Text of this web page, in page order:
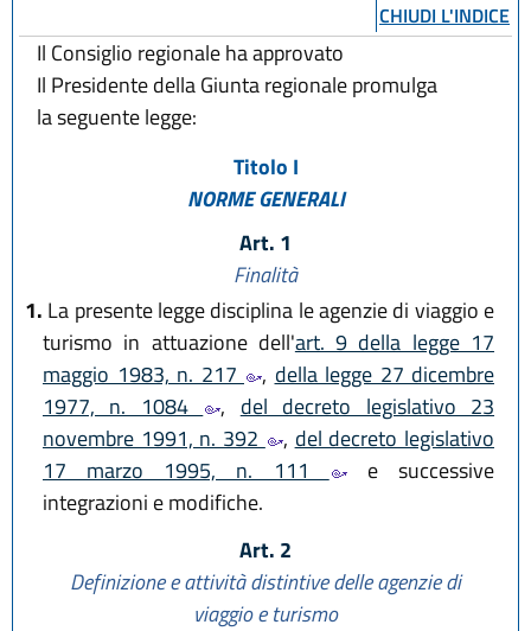
CHIUDI L'INDICE
Il Consiglio regionale ha approvato
Il Presidente della Giunta regionale promulga
la seguente legge:
Titolo I
NORME GENERALI
Art. 1
Finalità
1. La presente legge disciplina le agenzie di viaggio e
turismo in attuazione dell'art. 9 della legge 17
maggio 1983, n. 217
, della legge 27 dicembre
1977, n. 1084
, del decreto legislativo 23
novembre 1991, n. 392
, del decreto legislativo
17 marzo 1995, n. 111
e successive
integrazioni e modifiche.
Art. 2
Definizione e attività distintive delle agenzie di
viaggio e turismo